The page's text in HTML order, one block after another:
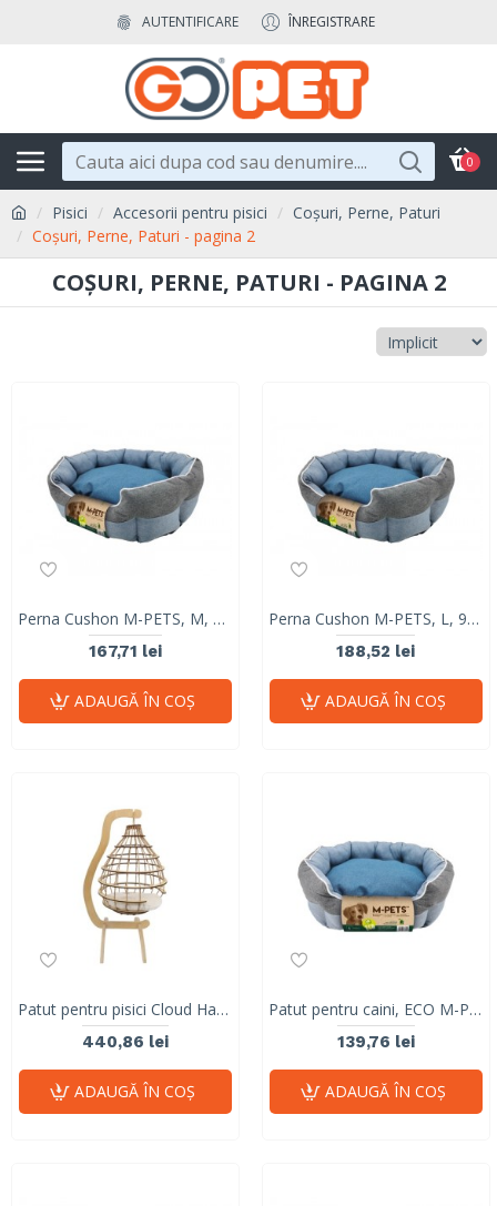
AUTENTIFICARE ÎNREGISTRARE
0
Pisici Accesorii pentru pisici
Coșuri, Perne, Paturi
Coșuri, Perne, Paturi - pagina 2
COȘURI, PERNE, PATURI - PAGINA 2
Perna Cushon M-PETS, M, 75 x 60 x 25 cm
167,71 lei
ADAUGĂ ÎN COŞ
Perna Cushon M-PETS, L, 90 x 70 x 27 cm
188,52 lei
ADAUGĂ ÎN COŞ
Patut pentru pisici Cloud Hanging with Cushion M-PETS 58 x 52 x 90 cm
440,86 lei
ADAUGĂ ÎN COŞ
Patut pentru caini, ECO M-PETS, 60 x 50 x 23 cm, S
139,76 lei
ADAUGĂ ÎN COŞ